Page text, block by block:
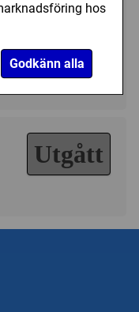
hos
Godkänn alla
Utgått